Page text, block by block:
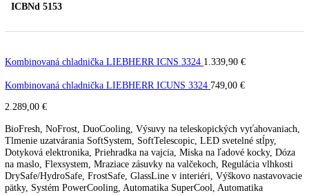
Kombinovaná chladnička
LIEBHERR ICBN 3376
ICBNd 5153